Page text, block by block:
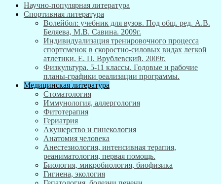
Научно-популярная литература
Спортивная литература
Волейбол: учебник для вузов. Под общ. ред. А.В.
Беляева, М.В. Савина. 2009г.
Индивидуализация тренировочного процесса
спортсменок в скоростно-силовых видах легкой
атлетики. Е. П. Врублевский. 2009г.
Физкультура. 5-11 классы. Годовые и рабочие
планы-графики реализации программы.
Медицинская литература
Стоматология
Иммунология, аллергология
Фитотерапия
Гериатрия
Акушерство и гинекология
Анатомия человека
Анестезиология, интенсивная терапия,
реаниматология, первая помощь.
Биология, микробиология, биофизика
Гигиена, экология